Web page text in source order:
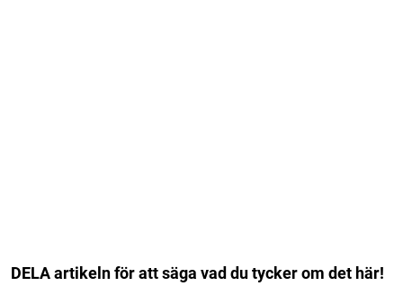
DELA artikeln för att säga vad du tycker om det här!